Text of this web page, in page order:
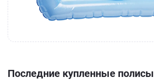
Последние купленные полисы